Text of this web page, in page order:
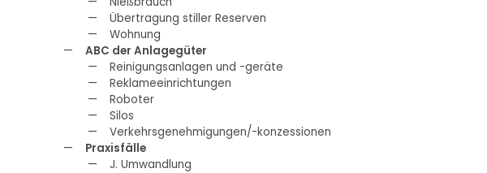
Übertragung stiller Reserven
Wohnung
ABC der Anlagegüter
Reinigungsanlagen und -geräte
Reklameeinrichtungen
Roboter
Silos
Verkehrsgenehmigungen/-konzessionen
Praxisfälle
J. Umwandlung